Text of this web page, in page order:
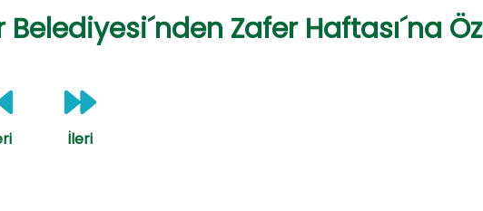
Belediyesi´nden Zafer Haftası´na
İleri